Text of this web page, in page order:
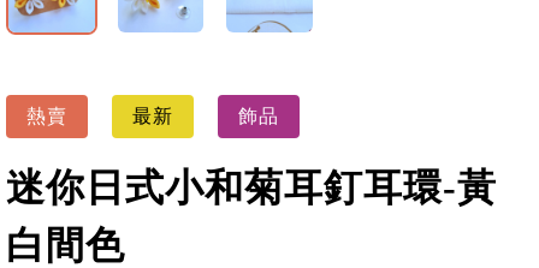
熱賣 最新 飾品
迷你日式小和菊耳釘耳環-黃
白間色